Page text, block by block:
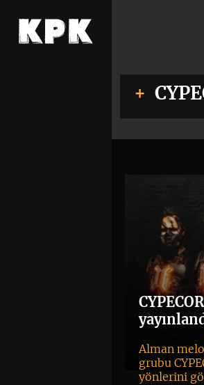
Alman
grubu
yönlerini